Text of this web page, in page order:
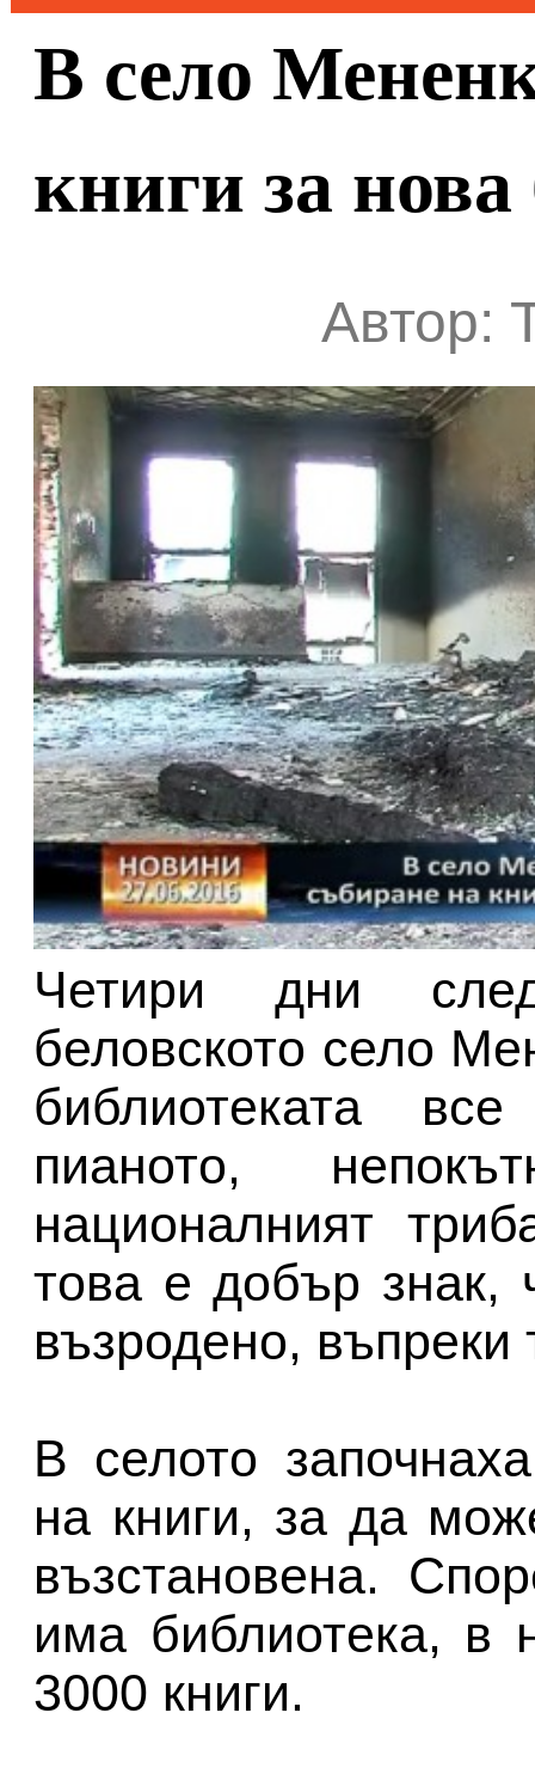
В село
книги за
Автор:
Четири дни
беловското село
библиотеката
пианото,
националният
това е добър знак,
възродено, въпреки
В селото
на книги, за да
възстановена.
има библиотека, в
3000 книги.